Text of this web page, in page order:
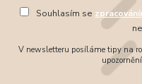
Souhlasím se
V newsletteru posíláme tipy na